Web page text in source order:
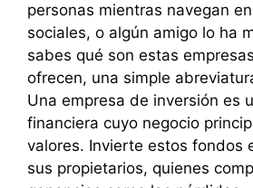
personas mientras navegan
sociales, o algún amigo lo ha
sabes qué son estas
ofrecen, una simple
Una empresa de inversión es
financiera cuyo negocio
valores. Invierte estos fondos
sus propietarios, quienes